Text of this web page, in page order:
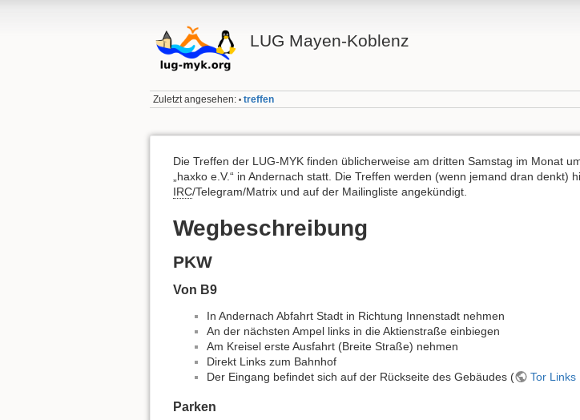
LUG Mayen-Koblenz
Zuletzt angesehen: • treffen
Die Treffen der LUG-MYK finden üblicherweise am dritten Samstag im Monat
„haxko e.V.“ in Andernach statt. Die Treffen werden (wenn jemand dran denkt)
IRC/Telegram/Matrix und auf der Mailingliste angekündigt.
Wegbeschreibung
PKW
Von B9
In Andernach Abfahrt Stadt in Richtung Innenstadt nehmen
An der nächsten Ampel links in die Aktienstraße einbiegen
Am Kreisel erste Ausfahrt (Breite Straße) nehmen
Direkt Links zum Bahnhof
Der Eingang befindet sich auf der Rückseite des Gebäudes (
Tor Links
Parken